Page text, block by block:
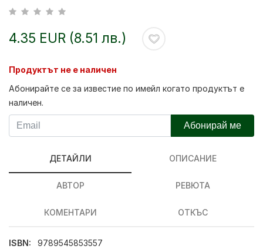
4.35 EUR (8.51 лв.)
Продуктът не е наличен
Абонирайте се за известие по имейл когато продуктът е
наличен.
Абонирай ме
ДЕТАЙЛИ ОПИСАНИЕ
АВТОР РЕВЮТА
КОМЕНТАРИ ОТКЪС
ISBN:
9789545853557